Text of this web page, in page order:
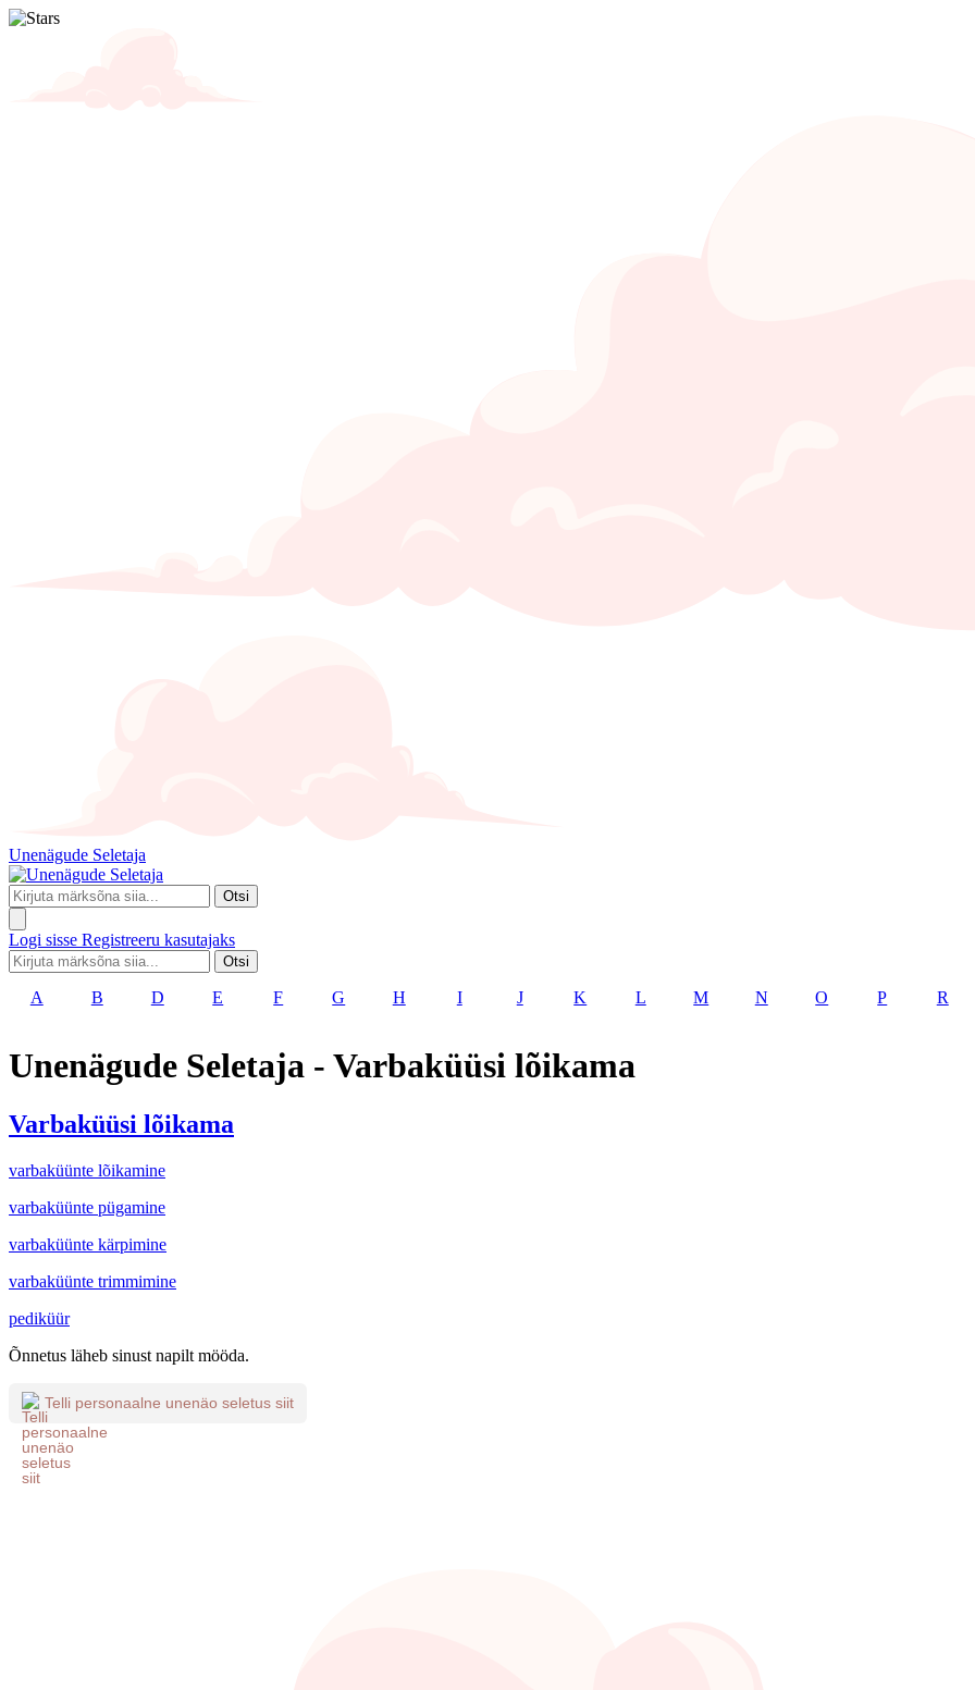
Unenägude Seletaja
Otsi
Logi sisse Registreeru kasutajaks
Otsi
A B D E F G H I J K L M N O P R
Unenägude Seletaja - Varbaküüsi lõikama
Varbaküüsi lõikama
varbaküünte lõikamine
varbaküünte pügamine
varbaküünte kärpimine
varbaküünte trimmimine
pediküür
Õnnetus läheb sinust napilt mööda.
Telli personaalne unenäo seletus siit